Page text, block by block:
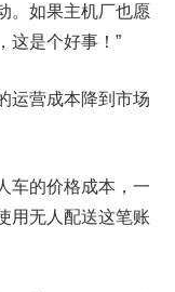
。如果主机厂也愿
这是个好事！”
运营成本降到市场
车的价格成本，一
用无人配送这笔账